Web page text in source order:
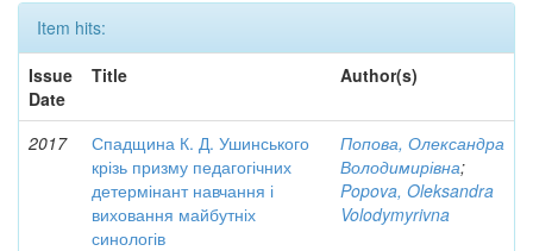
Item hits:
Issue
Date
Title Author(s)
2017
Спадщина К. Д. Ушинського
крізь призму педагогічних
детермінант навчання і
виховання майбутніх
синологів
Попова, Олександра
Володимирівна;
Popova, Oleksandra
Volodymyrivna